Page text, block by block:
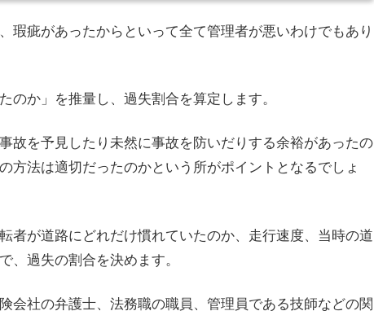
瑕疵があったからといって全て管理者が悪いわけでもあり
のか」を推量し、過失割合を算定します。
故を予見したり未然に事故を防いだりする余裕があったの
方法は適切だったのかという所がポイントとなるでしょ
者が道路にどれだけ慣れていたのか、走行速度、当時の道
、過失の割合を決めます。
会社の弁護士、法務職の職員、管理員である技師などの関